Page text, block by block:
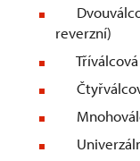
reverzní)
Tříválcová